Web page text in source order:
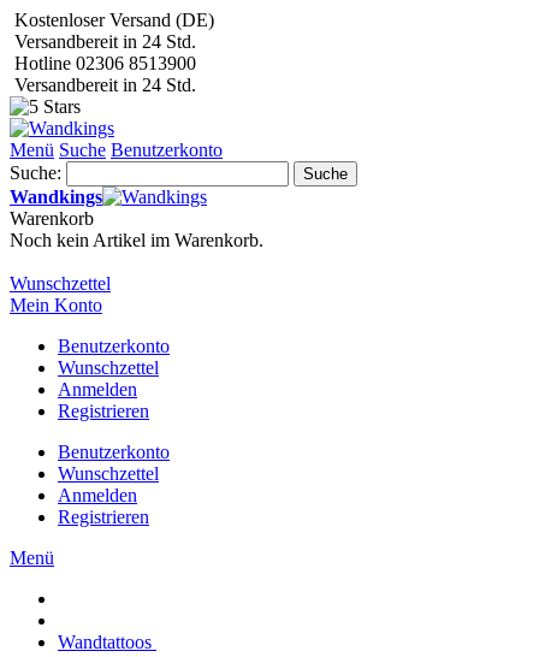
Kostenloser Versand (DE)
Versandbereit in 24 Std.
Hotline 02306 8513900
Versandbereit in 24 Std.
Menü Suche Benutzerkonto
Suche:
Suche
Wandkings
Warenkorb
Noch kein Artikel im Warenkorb.
Wunschzettel
Mein Konto
Benutzerkonto
Wunschzettel
Anmelden
Registrieren
Benutzerkonto
Wunschzettel
Anmelden
Registrieren
Menü
Wandtattoos